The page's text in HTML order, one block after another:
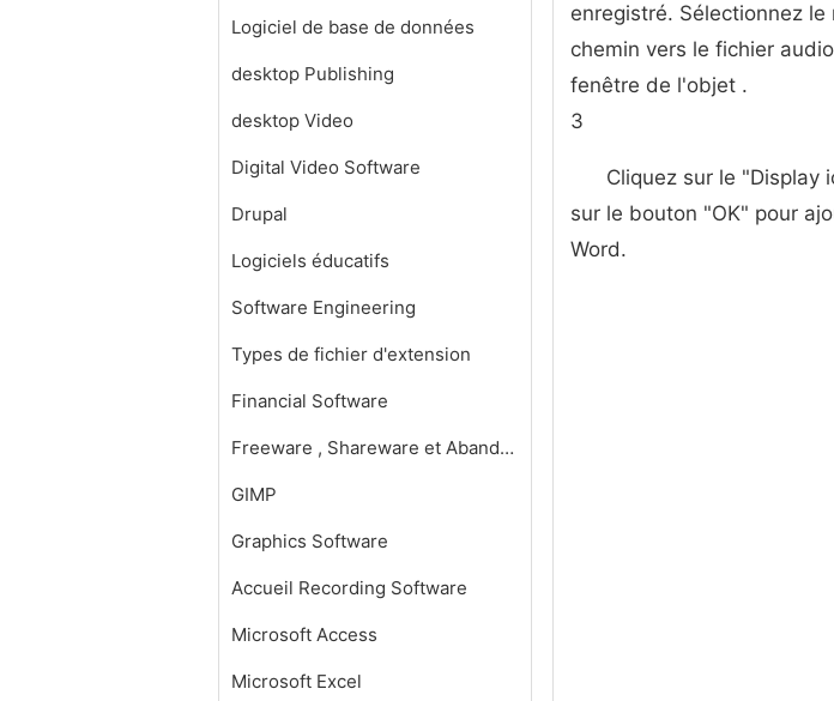
Logiciel de base de données
desktop Publishing
desktop Video
Digital Video Software
Drupal
Logiciels éducatifs
Software Engineering
Types de fichier d'extension
Financial Software
Freeware , Shareware et Abandonware
GIMP
Graphics Software
Accueil Recording Software
Microsoft Access
Microsoft Excel
enregistré. Sélectionnez
chemin vers le fichier
fenêtre de l'objet .
3
Cliquez sur le "Display
sur le bouton "OK" pour
Word.